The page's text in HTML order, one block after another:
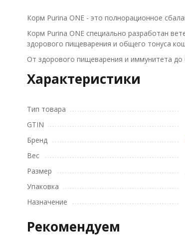
Корм Purina ONE - это полнорационное
Корм Purina ONE специально разработан
здорового пищеварения и общего тонуса
От здорового пищеварения и иммунитета
Характеристики
Тип товара
GTIN
Бренд
Вес
Размер
Упаковка
Назначение
Рекомендуем